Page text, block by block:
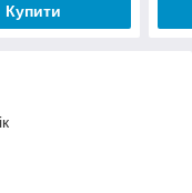
Купити